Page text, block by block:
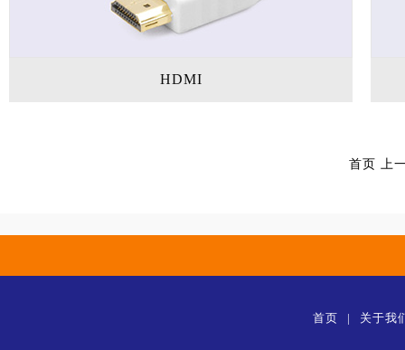
HDMI
首页 上
首页 | 关于我